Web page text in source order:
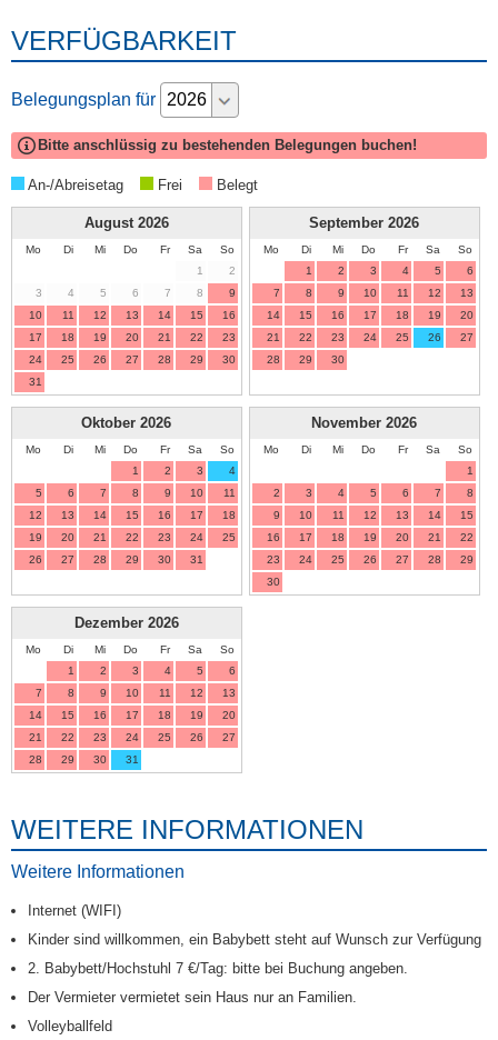
VERFÜGBARKEIT
Belegungsplan für
Bitte anschlüssig zu bestehenden Belegungen buchen!
An-/Abreisetag Frei Belegt
August 2026
Mo Di Mi Do Fr Sa
So
1
2
3
4 5 6 7 8
9
10
11 12 13 14 15
16
17
18 19 20 21 22
23
24
25 26 27 28 29
30
31
September 2026
Mo Di Mi Do Fr Sa
So
1
2 3 4 5
6
7
8 9 10 11 12
13
14
15 16 17 18 19
20
21
22 23 24 25 26
27
28
29 30
Oktober 2026
Mo Di Mi Do Fr Sa
So
1
2 3
4
5
6 7 8 9 10
11
12
13 14 15 16 17
18
19
20 21 22 23 24
25
26
27 28 29 30 31
November 2026
Mo Di Mi Do Fr Sa
So
1
2
3 4 5 6 7
8
9
10 11 12 13 14
15
16
17 18 19 20 21
22
23
24 25 26 27 28
29
30
Dezember 2026
Mo Di Mi Do Fr Sa
So
1
2 3 4 5
6
7
8 9 10 11 12
13
14
15 16 17 18 19
20
21
22 23 24 25 26
27
28
29 30 31
WEITERE INFORMATIONEN
Weitere Informationen
Internet (WIFI)
Kinder sind willkommen, ein Babybett steht auf Wunsch zur Verfügung
2. Babybett/Hochstuhl 7 €/Tag: bitte bei Buchung angeben.
Der Vermieter vermietet sein Haus nur an Familien.
Volleyballfeld